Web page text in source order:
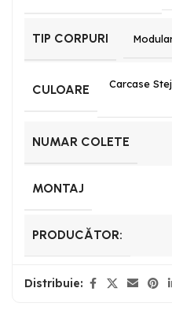
TIP CORPURI
CULOARE Carcase
NUMAR COLETE
MONTAJ
PRODUCĂTOR:
Distribuie: